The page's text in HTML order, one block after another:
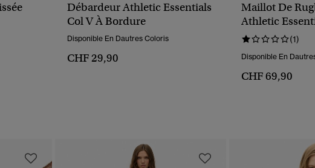
Débardeur Athletic Essentials
Col V À Bordure
Disponible En Dautres Coloris
CHF 29,90
Maillot De
Athletic
(1)
Disponible En
CHF 69,90